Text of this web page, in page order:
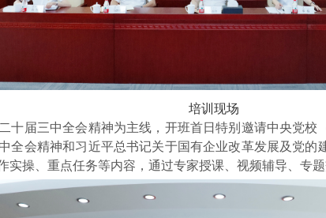
培训现场
十届三中全会精神为主线，开班首日特别邀请中央党校
全会精神和习近平总书记关于国有企业改革发展及党的
实操、重点任务等内容，通过专家授课、视频辅导、专